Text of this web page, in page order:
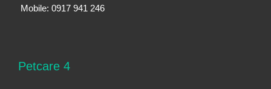
Mobile: 0917 941 246
Petcare 4